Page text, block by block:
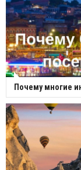
Почему многие